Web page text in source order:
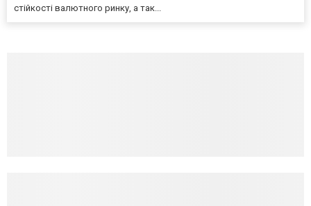
стійкості валютного ринку, а так...